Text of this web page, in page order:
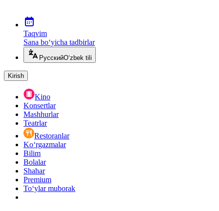
Taqvim
Sana bo‘yicha tadbirlar
РусскийO‘zbek tili
Kirish
Kino
Konsertlar
Mashhurlar
Teatrlar
Restoranlar
Ko‘rgazmalar
Bilim
Bolalar
Shahar
Premium
Toʻylar muborak